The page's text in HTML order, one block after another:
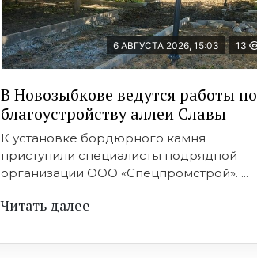
6 АВГУСТА 2026, 15:03 13
В Новозыбкове ведутся работы по
благоустройству аллеи Славы
К установке бордюрного камня
приступили специалисты подрядной
организации ООО «Спецпромстрой». ...
Читать далее